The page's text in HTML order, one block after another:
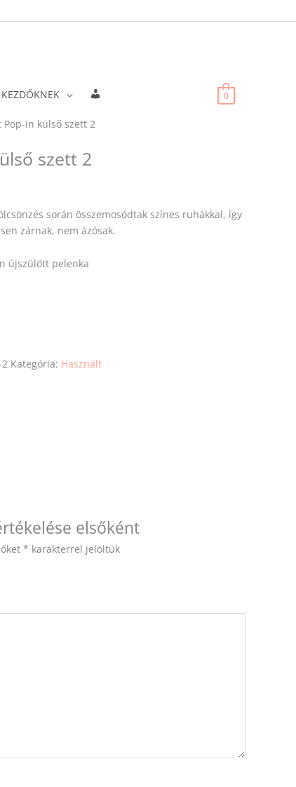
KEZDŐKNEK 0
Pop-in külső szett 2
szett 2
során összemosódtak színes ruhákkal, így
zárnak, nem ázósak.
újszülött pelenka
Kategória: Használt
elsőként
* karakterrel jelöltük